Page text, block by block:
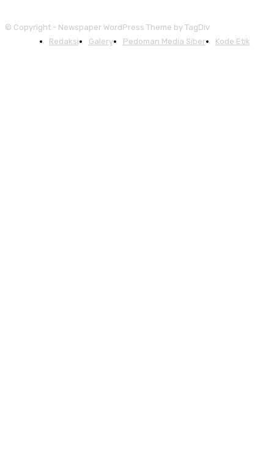
© Copyright - Newspaper WordPress Theme by TagDiv
Redaksi
Galery Pedoman Media Siber Kode Etik